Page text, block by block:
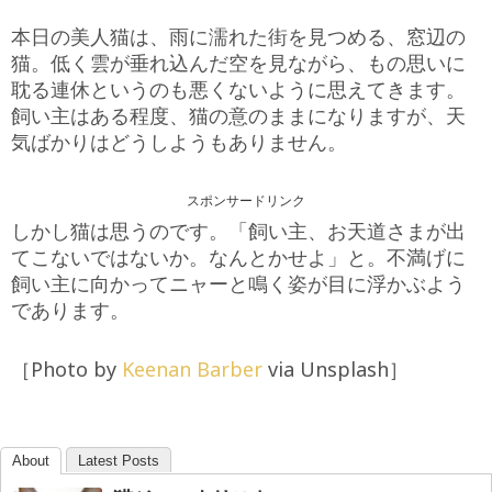
本日の美人猫は、雨に濡れた街を見つめる、窓辺の
猫。低く雲が垂れ込んだ空を見ながら、もの思いに
耽る連休というのも悪くないように思えてきます。
飼い主はある程度、猫の意のままになりますが、天
気ばかりはどうしようもありません。
スポンサードリンク
しかし猫は思うのです。「飼い主、お天道さまが出
てこないではないか。なんとかせよ」と。不満げに
飼い主に向かってニャーと鳴く姿が目に浮かぶよう
であります。
［Photo by Keenan Barber via Unsplash］
About Latest Posts